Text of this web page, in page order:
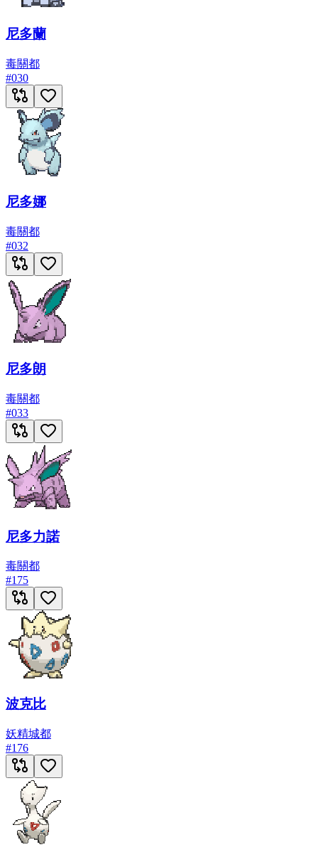
尼多蘭
毒關都
#030
尼多娜
毒關都
#032
尼多朗
毒關都
#033
尼多力諾
毒關都
#175
波克比
妖精城都
#176